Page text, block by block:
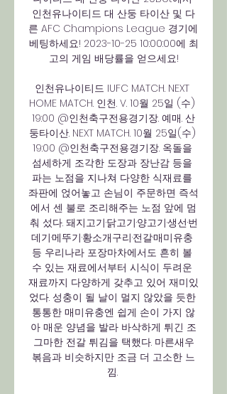
인천유나이티드 대 산둥 타이산 및 다
른 AFC Champions League 경기에
베팅하세요! 2023-10-25 10:00:00에 최
고의 게임 배당률을 얻으세요!
인천유나이티드 IUFC MATCH. NEXT
HOME MATCH. 인천. V. 10월 25일 (수)
19:00 @인천축구전용경기장. 예매. 산
둥타이산. NEXT MATCH. 10월 25일(수)
19:00 @인천축구전용경기장. 옥돌을
섬세하게 조각한 도장과 장난감 등을
파는 노점을 지나쳐 다양한 식재료를
좌판에 얹어놓고 손님이 주문하면 즉석
에서 센 불로 조리해주는 노점 앞에 멈
춰 섰다. 돼지고기·닭고기·양고기·생선·번
데기·메뚜기·황소개구리·전갈·매미유충
등 우리나라 포장마차에서도 흔히 볼
수 있는 재료에서부터 시식이 두려운
재료까지 다양하게 갖추고 있어 재미있
었다. 성충이 될 날이 멀지 않았을 듯한
통통한 매미유충엔 쉽게 손이 가지 않
아 매운 양념을 발라 바삭하게 튀긴 조
그마한 전갈 튀김을 택했다. 마른새우
볶음과 비슷하지만 조금 더 고소한 느
낌.